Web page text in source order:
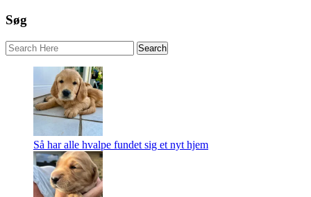
Søg
Så har alle hvalpe fundet sig et nyt hjem